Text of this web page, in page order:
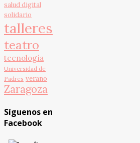
salud digital
solidario
talleres
teatro
tecnología
Universidad de
Padres verano
Zaragoza
Síguenos en
Facebook